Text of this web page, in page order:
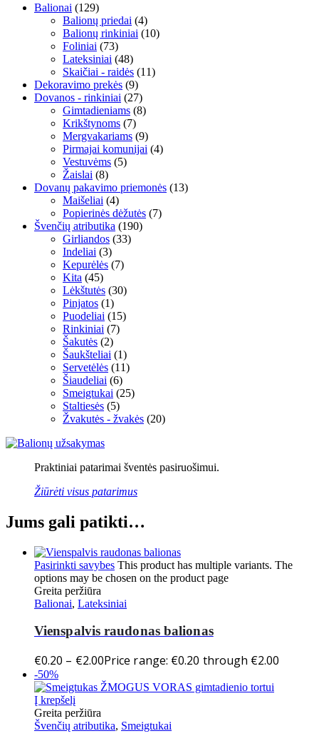
Balionai (129)
Balionų priedai (4)
Balionų rinkiniai (10)
Foliniai (73)
Lateksiniai (48)
Skaičiai - raidės (11)
Dekoravimo prekės (9)
Dovanos - rinkiniai (27)
Gimtadieniams (8)
Krikštynoms (7)
Mergvakariams (9)
Pirmajai komunijai (4)
Vestuvėms (5)
Žaislai (8)
Dovanų pakavimo priemonės (13)
Maišeliai (4)
Popierinės dėžutės (7)
Švenčių atributika (190)
Girliandos (33)
Indeliai (3)
Kepurėlės (7)
Kita (45)
Lėkštutės (30)
Pinjatos (1)
Puodeliai (15)
Rinkiniai (7)
Šakutės (2)
Šaukšteliai (1)
Servetėlės (11)
Šiaudeliai (6)
Smeigtukai (25)
Staltiesės (5)
Žvakutės - žvakės (20)
Praktiniai patarimai šventės pasiruošimui.
Žiūrėti visus patarimus
Jums gali patikti…
Pasirinkti savybes This product has multiple variants. The
options may be chosen on the product page
Greita peržiūra
Balionai, Lateksiniai
Vienspalvis raudonas balionas
€0.20 – €2.00Price range: €0.20 through €2.00
-50%
Į krepšelį
Greita peržiūra
Švenčių atributika, Smeigtukai